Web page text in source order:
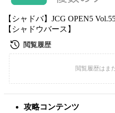
【シャドバ】JCG OPEN5
【シャドウバース】
攻略コンテンツ